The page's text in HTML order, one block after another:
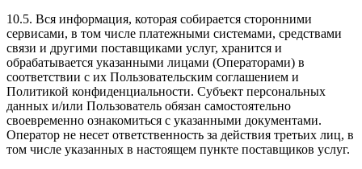
10.5. Вся информация, которая собирается сторонними
сервисами, в том числе платежными системами, средствами
связи и другими поставщиками услуг, хранится и
обрабатывается указанными лицами (Операторами) в
соответствии с их Пользовательским соглашением и
Политикой конфиденциальности. Субъект персональных
данных и/или Пользователь обязан самостоятельно
своевременно ознакомиться с указанными документами.
Оператор не несет ответственность за действия третьих лиц, в
том числе указанных в настоящем пункте поставщиков услуг.